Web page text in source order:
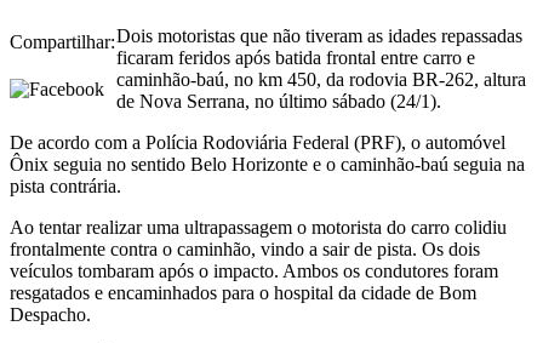
Compartilhar:Dois motoristas que não tiveram as idades repassadas
ficaram feridos após batida frontal entre carro e
caminhão-baú, no km 450, da rodovia BR-262, altura
de Nova Serrana, no último sábado (24/1).
De acordo com a Polícia Rodoviária Federal (PRF), o automóvel
Ônix seguia no sentido Belo Horizonte e o caminhão-baú seguia na
pista contrária.
Ao tentar realizar uma ultrapassagem o motorista do carro colidiu
frontalmente contra o caminhão, vindo a sair de pista. Os dois
veículos tombaram após o impacto. Ambos os condutores foram
resgatados e encaminhados para o hospital da cidade de Bom
Despacho.